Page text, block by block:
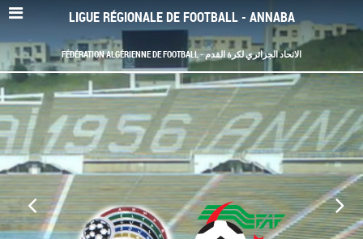
LIGUE RÉGIONALE DE FOOTBALL - ANNABA
FÉDÉRATION ALGÉRIENNE DE FOOTBALL - الاتحاد الجزائري لكرة القدم